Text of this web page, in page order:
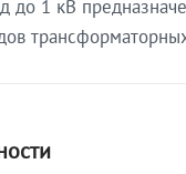
до 1 кВ